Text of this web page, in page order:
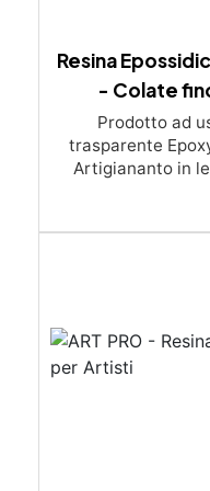
Resina
- Colate
Prodotto ad
trasparente
Artigiananto in
perfetta per
Applicazioni
spessore
Caratteristiche